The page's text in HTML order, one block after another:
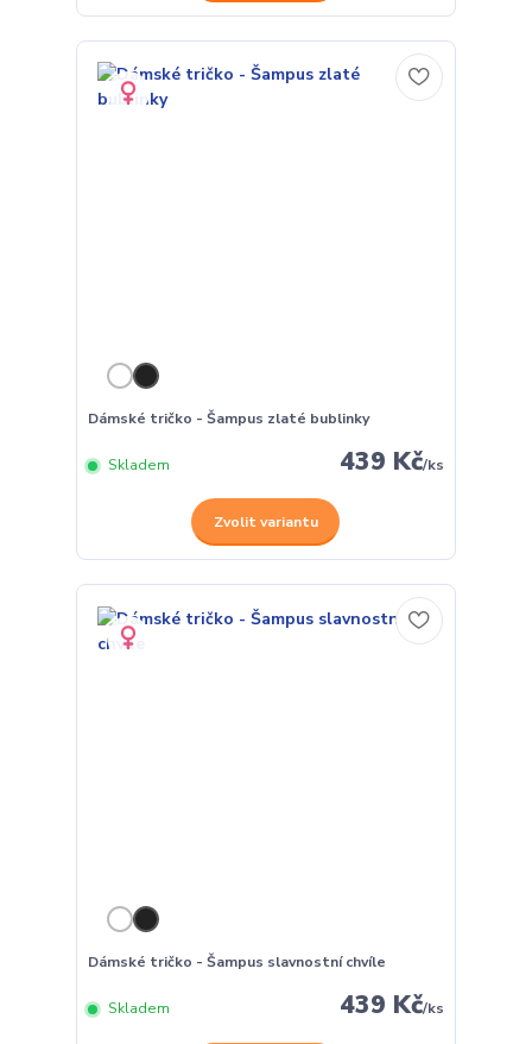
Dámské tričko - Šampus zlaté bublinky
439 Kč/ks
Skladem
Zvolit variantu
Dámské tričko - Šampus slavnostní chvíle
439 Kč/ks
Skladem